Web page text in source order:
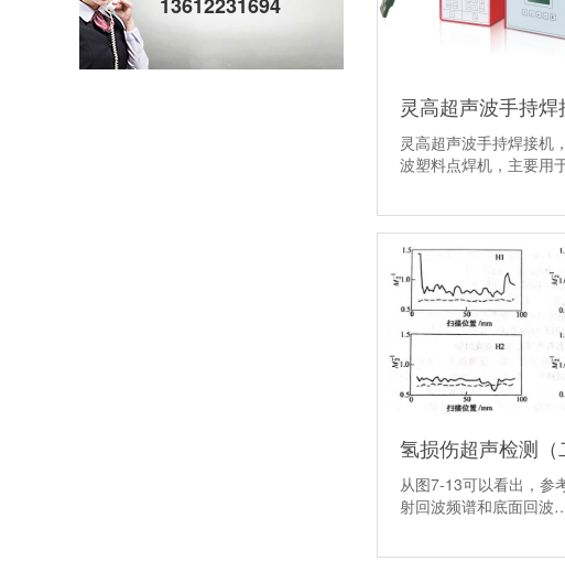
灵高超声波手持焊接机
波塑料点焊机，主要用
氢损伤超声检测（
从图7-13可以看出，参
射回波频谱和底面回波